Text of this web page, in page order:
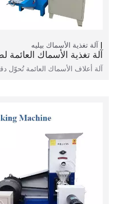
آلة تغذية الأسماك بيليه
آلة تغذية الأسماك العائمة
آلة أعلاف الأسماك العائمة تُحوّل